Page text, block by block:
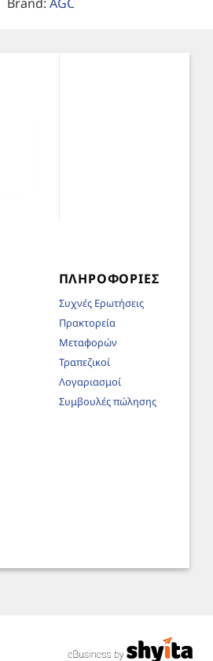
ΠΛΗΡΟΦΟΡΊΕΣ
Συχνές Ερωτήσεις
Πρακτορεία
Μεταφορών
Τραπεζικοί
Λογαριασμοί
Συμβουλές πώλησης